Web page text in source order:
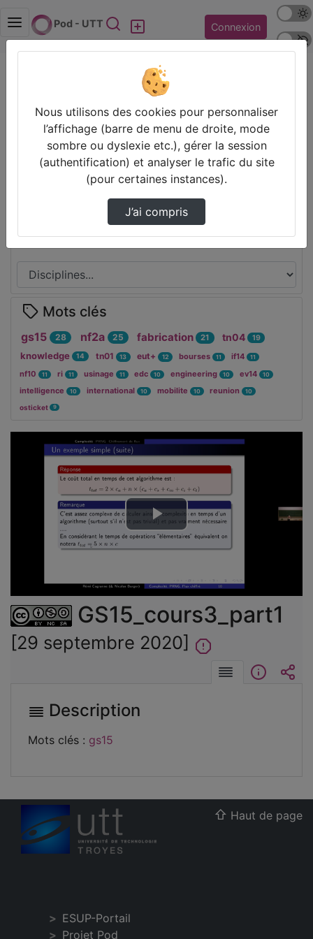
Pod - UTT Rechercher Connexion
Mode
Police
GS15_cours3_part1
Lire
vidéo
GS15_cours3_part1
[29 septembre 2020]
Description
Description
Mots clés : gs15
Prendre des notes
Il n’y a pas de note disponible pour vous pour cette vidéo.
Connectez-vous pour en créer une nouvelle.
Partager
Disciplines
Mots clés
gs15 28 nf2a 25 fabrication 21 tn04 19
knowledge 14 tn01 13 eut+ 12 bourses 11 if14 11
nf10 11 ri 11 usinage 11 edc 10 engineering 10 ev14 10
intelligence 10 international 10 mobilite 10 reunion 10
osticket 9
Haut de page
ESUP-Portail
Projet Pod
Nous utilisons des cookies pour personnaliser
l’affichage (barre de menu de droite, mode
sombre ou dyslexie etc.), gérer la session
(authentification) et analyser le trafic du site
(pour certaines instances).
J’ai compris